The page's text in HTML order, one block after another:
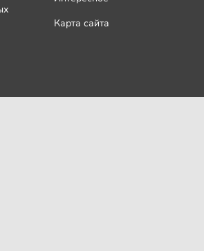
Карта сайта